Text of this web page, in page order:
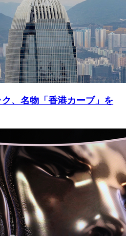
、名物「香港カーブ」を